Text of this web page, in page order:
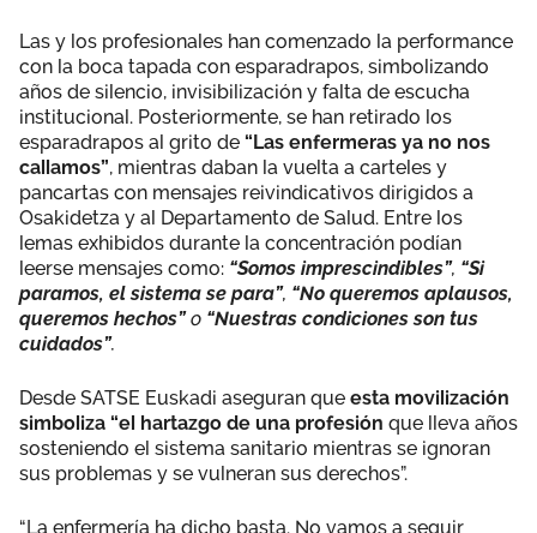
Las y los profesionales han comenzado la performance
con la boca tapada con esparadrapos, simbolizando
años de silencio, invisibilización y falta de escucha
institucional. Posteriormente, se han retirado los
esparadrapos al grito de “Las enfermeras ya no nos
callamos”, mientras daban la vuelta a carteles y
pancartas con mensajes reivindicativos dirigidos a
Osakidetza y al Departamento de Salud. Entre los
lemas exhibidos durante la concentración podían
leerse mensajes como: “Somos imprescindibles”, “Si
paramos, el sistema se para”, “No queremos aplausos,
queremos hechos”o “Nuestras condiciones son tus
cuidados”.
Desde SATSE Euskadi aseguran que esta movilización
simboliza “el hartazgo de una profesión que lleva años
sosteniendo el sistema sanitario mientras se ignoran
sus problemas y se vulneran sus derechos”.
“La enfermería ha dicho basta. No vamos a seguir